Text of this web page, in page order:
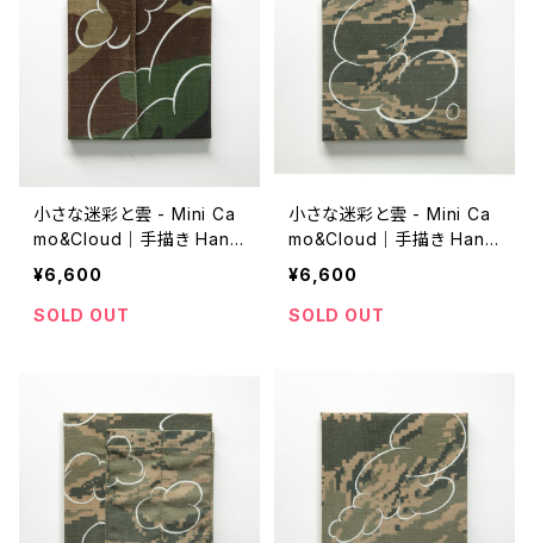
小さな迷彩と雲 - Mini Ca
mo&Cloud｜手描き Hand
-drawn｜10cm*10cm｜2
02307_C
¥6,600
SOLD OUT
小さな迷彩と雲 - Mini Ca
mo&Cloud｜手描き Hand
-drawn｜10cm*10cm｜2
02307_D
¥6,600
SOLD OUT